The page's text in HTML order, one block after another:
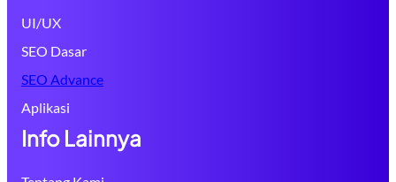
UI/UX
SEO Dasar
SEO Advance
Aplikasi
Info Lainnya